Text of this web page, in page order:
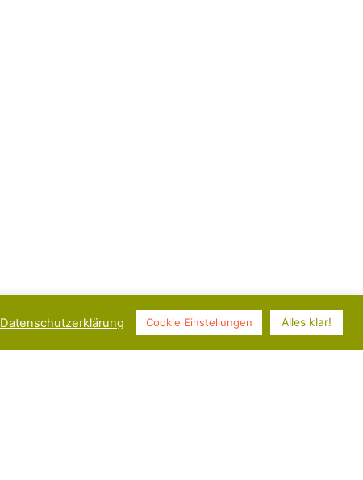
Datenschutzerklärung Cookie Einstellungen Alles klar!